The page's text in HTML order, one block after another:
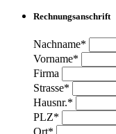
Rechnungsanschrift
Nachname*
Vorname*
Firma
Strasse*
Hausnr.*
PLZ*